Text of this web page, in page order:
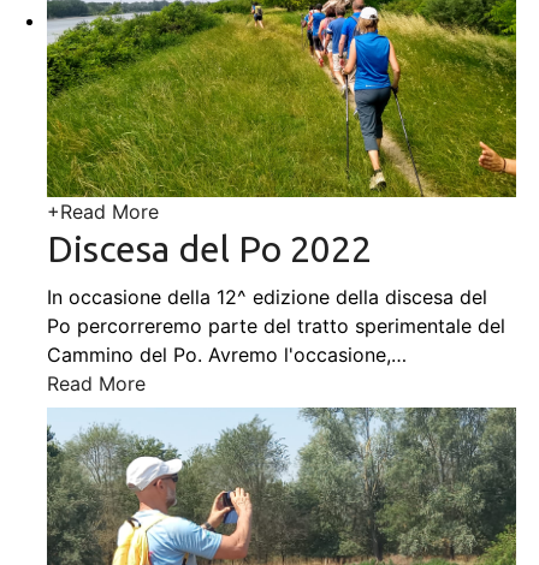
+Read More
Discesa del Po 2022
In occasione della 12^ edizione della discesa del
Po percorreremo parte del tratto sperimentale del
Cammino del Po. Avremo l'occasione,…
Read More